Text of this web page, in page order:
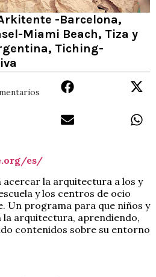
Arkitente -Barcelona,
Miami Beach, Tiza y
Tiching-
es/
acercar la arquitectura a los y
y los centros de ocio
Un programa para que niños y
la arquitectura, aprendiendo,
contenidos sobre su entorno